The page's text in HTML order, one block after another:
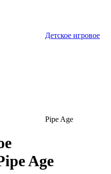
Детское игровое
Pipe Age
Age